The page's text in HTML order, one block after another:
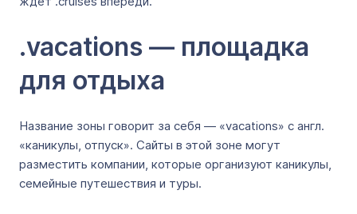
.vacations — площадка
для отдыха
Название зоны говорит за себя — «vacations» с англ.
«каникулы, отпуск». Сайты в этой зоне могут
разместить компании, которые организуют каникулы,
семейные путешествия и туры.